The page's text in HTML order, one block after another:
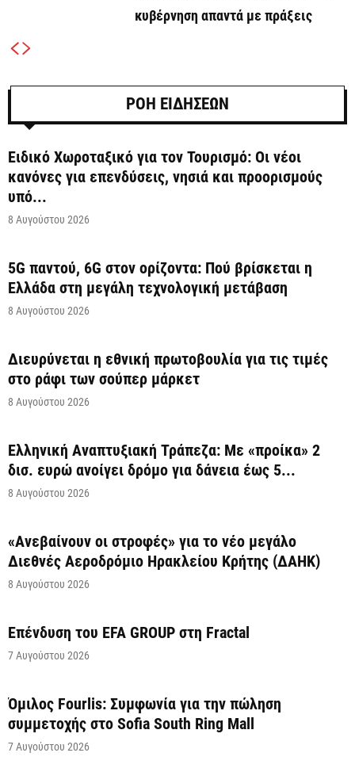
κυβέρνηση απαντά με πράξεις
ΡΟΗ ΕΙΔΗΣΕΩΝ
Ειδικό Χωροταξικό για τον Τουρισμό: Οι νέοι
κανόνες για επενδύσεις, νησιά και προορισμούς
υπό...
8 Αυγούστου 2026
5G παντού, 6G στον ορίζοντα: Πού βρίσκεται η
Ελλάδα στη μεγάλη τεχνολογική μετάβαση
8 Αυγούστου 2026
Διευρύνεται η εθνική πρωτοβουλία για τις τιμές
στο ράφι των σούπερ μάρκετ
8 Αυγούστου 2026
Ελληνική Αναπτυξιακή Τράπεζα: Με «προίκα» 2
δισ. ευρώ ανοίγει δρόμο για δάνεια έως 5...
8 Αυγούστου 2026
«Ανεβαίνουν οι στροφές» για το νέο μεγάλο
Διεθνές Αεροδρόμιο Ηρακλείου Κρήτης (ΔΑΗΚ)
8 Αυγούστου 2026
Επένδυση του EFA GROUP στη Fractal
7 Αυγούστου 2026
Όμιλος Fourlis: Συμφωνία για την πώληση
συμμετοχής στο Sofia South Ring Mall
7 Αυγούστου 2026